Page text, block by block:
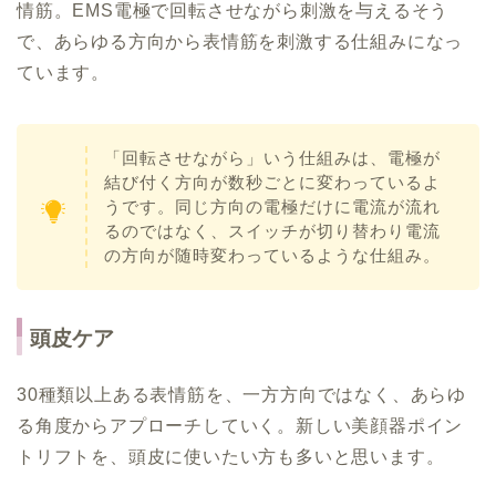
情筋。EMS電極で回転させながら刺激を与えるそう
で、あらゆる方向から表情筋を刺激する仕組みになっ
ています。
「回転させながら」いう仕組みは、電極が
結び付く方向が数秒ごとに変わっているよ
うです。同じ方向の電極だけに電流が流れ
るのではなく、スイッチが切り替わり電流
の方向が随時変わっているような仕組み。
頭皮ケア
30種類以上ある表情筋を、一方方向ではなく、あらゆ
る角度からアプローチしていく。新しい美顔器ポイン
トリフトを、頭皮に使いたい方も多いと思います。